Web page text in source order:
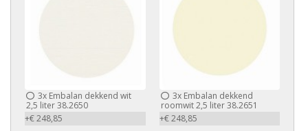
3x Embalan dekkend wit
2,5 liter 38.2650
+€ 248,85
3xEmbalan dekkend
roomwit 2,5 liter 38.2651
+€ 248,85